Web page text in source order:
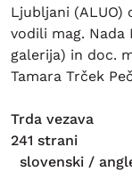
Ljubljani (ALUO)
vodili mag. Nada
galerija) in doc.
Tamara Trček
Trda vezava
241 strani
slovenski /